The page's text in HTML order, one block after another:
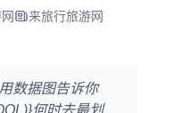
来旅行旅游网
数据图告诉你
何时去最划